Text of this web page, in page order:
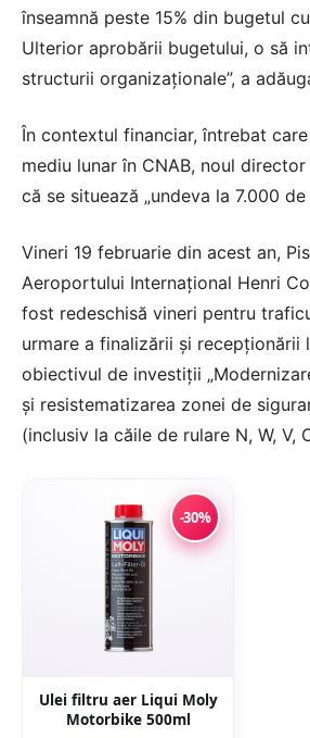
înseamnă peste 15% din bugetul
Ulterior aprobării bugetului, o să
structurii organizaţionale”, a
În contextul financiar, întrebat
mediu lunar în CNAB, noul
că se situează „undeva la 7.000 de
Vineri 19 februarie din acest an,
Aeroportului Internaţional Henri
fost redeschisă vineri pentru
urmare a finalizării şi recepţionării
obiectivul de investiţii
şi resistematizarea zonei de
(inclusiv la căile de rulare N, W, V,
-30%
Ulei filtru aer Liqui Moly
Motorbike 500ml